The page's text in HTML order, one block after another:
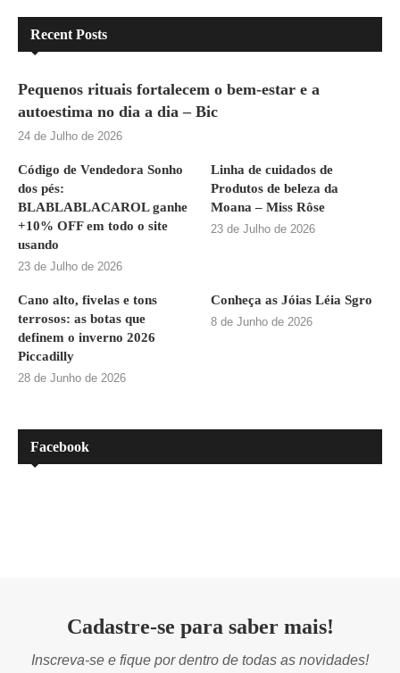
Recent Posts
Pequenos rituais fortalecem o bem-estar e a
autoestima no dia a dia – Bic
24 de Julho de 2026
Código de Vendedora Sonho
dos pés:
BLABLABLACAROL ganhe
+10% OFF em todo o site
usando
23 de Julho de 2026
Linha de cuidados de
Produtos de beleza da
Moana – Miss Rôse
23 de Julho de 2026
Cano alto, fivelas e tons
terrosos: as botas que
definem o inverno 2026
Piccadilly
28 de Junho de 2026
Conheça as Jóias Léia Sgro
8 de Junho de 2026
Facebook
Cadastre-se para saber mais!
Inscreva-se e fique por dentro de todas as novidades!